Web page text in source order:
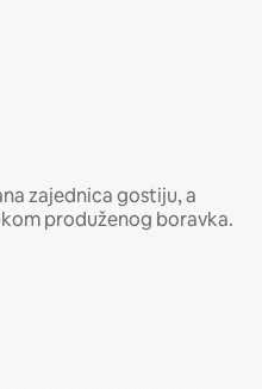
zajednica gostiju, a
produženog boravka.